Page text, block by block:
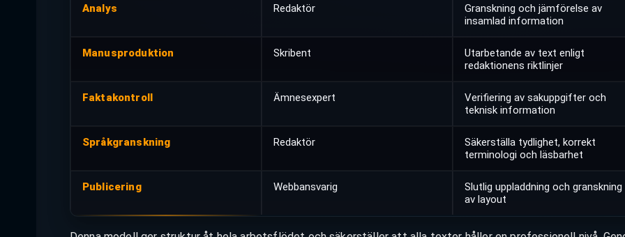
Analys Redaktör
Granskning och jämförelse av
insamlad information
Manusproduktion Skribent
Utarbetande av text enligt
redaktionens riktlinjer
Faktakontroll Ämnesexpert
Verifiering av sakuppgifter och
teknisk information
Språkgranskning Redaktör
Säkerställa tydlighet, korrekt
terminologi och läsbarhet
Publicering Webbansvarig
Slutlig uppladdning och granskning
av layout